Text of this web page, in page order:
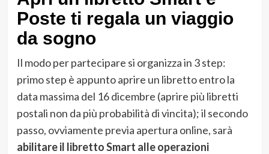
Poste ti regala un viaggio
da sogno
Il modo per partecipare si organizza in 3 step:
primo step è appunto aprire un libretto entro la
data massima del 16 dicembre (aprire più libretti
postali non da più probabilità di vincita); il secondo
passo, ovviamente previa apertura online, sarà
abilitare il libretto Smart alle operazioni